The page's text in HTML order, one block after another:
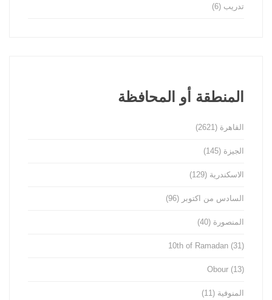
تدريب (6)
المنطقة أو المحافظة
القاهرة (2621)
الجيزة (145)
الاسكندرية (129)
السادس من اكتوبر (96)
المنصورة (40)
10th of Ramadan (31)
Obour (13)
المنوفية (11)